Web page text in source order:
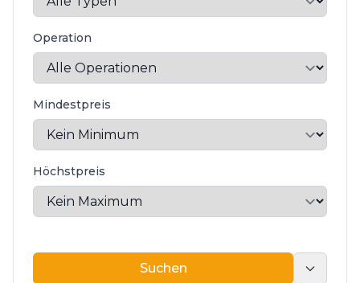
Operation
Mindestpreis
Höchstpreis
Suchen